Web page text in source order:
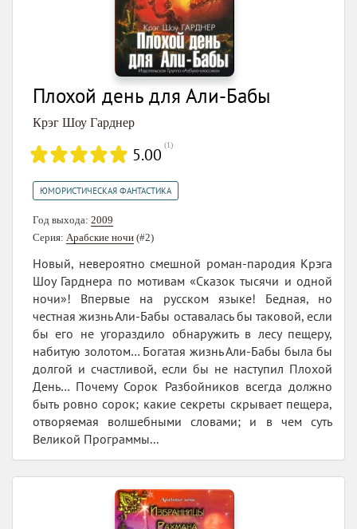
Плохой день для Али-Бабы
Крэг Шоу Гарднер
5.00 (1)
ЮМОРИСТИЧЕСКАЯ ФАНТАСТИКА
Год выхода: 2009
Серия: Арабские ночи (#2)
Новый, невероятно смешной роман-пародия Крэга
Шоу Гарднера по мотивам «Сказок тысячи и одной
ночи»! Впервые на русском языке! Бедная, но
честная жизнь Али-Бабы оставалась бы таковой, если
бы его не угораздило обнаружить в лесу пещеру,
набитую золотом… Богатая жизнь Али-Бабы была бы
долгой и счастливой, если бы не наступил Плохой
День… Почему Сорок Разбойников всегда должно
быть ровно сорок; какие секреты скрывает пещера,
отворяемая волшебными словами; и в чем суть
Великой Программы...